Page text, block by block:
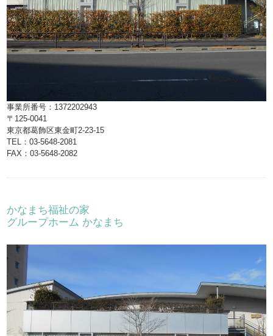
事業所番号：1372202943
〒125-0041
東京都葛飾区東金町2-23-15
TEL：03-5648-2081
FAX：03-5648-2082
かなまち福祉の家
グループホーム かなまち